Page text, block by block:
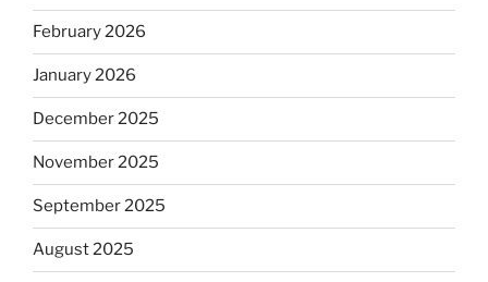
February 2026
January 2026
December 2025
November 2025
September 2025
August 2025